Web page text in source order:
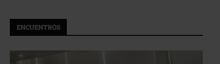
ENCUENTROS